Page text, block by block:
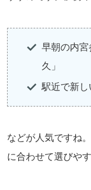
早朝の内
久」
駅近で新し
などが人気ですね
に合わせて選びやす